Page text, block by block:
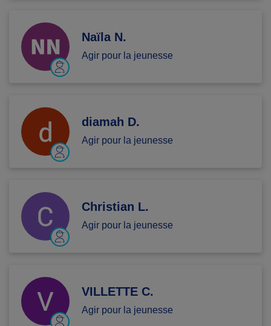
Naïla N.
Agir pour la jeunesse
diamah D.
Agir pour la jeunesse
Christian L.
Agir pour la jeunesse
VILLETTE C.
Agir pour la jeunesse